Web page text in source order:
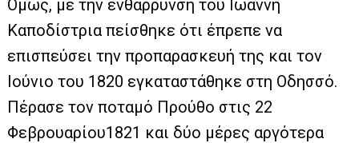
Όμως, με την ενθάρρυνση του Ιωάννη
Καποδίστρια πείσθηκε ότι έπρεπε να
επισπεύσει την προπαρασκευή της και τον
Ιούνιο του 1820 εγκαταστάθηκε στη Οδησσό.
Πέρασε τον ποταμό Προύθο στις 22
Φεβρουαρίου1821 και δύο μέρες αργότερα